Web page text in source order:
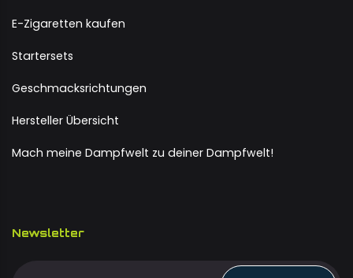
E-Zigaretten kaufen
Startersets
Geschmacksrichtungen
Hersteller Übersicht
Mach meine Dampfwelt zu deiner Dampfwelt!
Newsletter